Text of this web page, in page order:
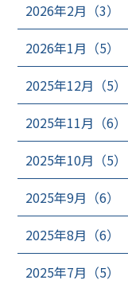
2026年2月（3）
2026年1月（5）
2025年12月（5）
2025年11月（6）
2025年10月（5）
2025年9月（6）
2025年8月（6）
2025年7月（5）